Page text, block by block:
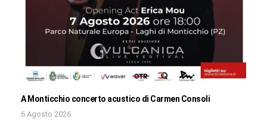
A Monticchio concerto acustico di Carmen Consoli
6 Agosto 2026